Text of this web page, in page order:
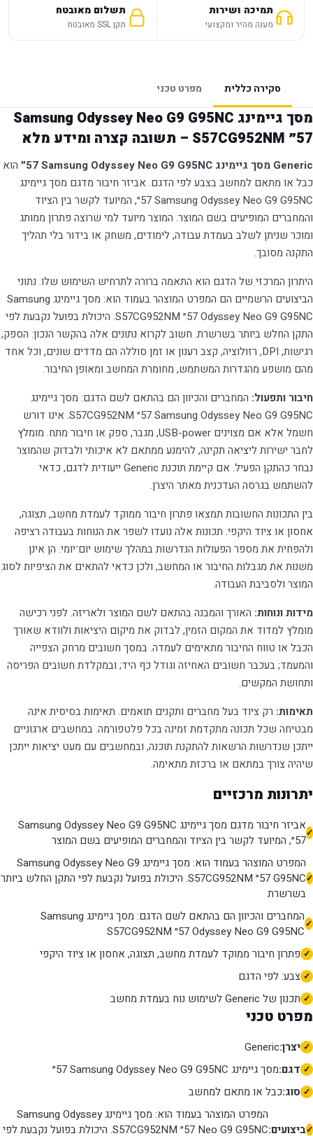
תמיכה ושירות
מענה מהיר ומקצועי
תשלום מאובטח
תקן SSL מאובטח
סקירה כללית מפרט טכני
מסך גיימינג Samsung Odyssey Neo G9 G95NC
Generic מסך גיימינג Samsung Odyssey Neo G9 G95NC ‏57״
הוא
כבל או מתאם למחשב בצבע לפי הדגם. אביזר חיבור מדגם מסך גיימינג
Samsung Odyssey Neo G9 G95NC ‏57״, המיועד לקשר בין הציוד
והמחברים המופיעים בשם המוצר. המוצר מיועד למי שרוצה פתרון ממותג
ומוכר שניתן לשלב בעמדת עבודה, לימודים, משחק או בידור בלי תהליך
התקנה מסובך.
היתרון המרכזי של הדגם הוא התאמה ברורה לתרחיש השימוש שלו. נתוני
הביצועים הרשמיים הם המפרט המוצהר בעמוד הוא: מסך גיימינג Samsung
Odyssey Neo G9 G95NC ‏57״ S57CG952NM. היכולת בפועל נקבעת לפי
התקן החלש ביותר בשרשרת. חשוב לקרוא נתונים אלה בהקשר הנכון: הספק,
רגישות, DPI, רזולוציה, קצב רענון או זמן סוללה הם מדדים שונים, וכל אחד
מהם מושפע מהגדרות המשתמש, מחומרת המחשב ומאופן החיבור.
חיבור ותפעול: המחברים והכיוון הם בהתאם לשם הדגם: מסך גיימינג
Samsung Odyssey Neo G9 G95NC ‏57״ S57CG952NM. אינו דורש
חשמל אלא אם מצוינים USB-power, מגבר, ספק או חיבור מתח. מומלץ
לחבר ישירות ליציאה תקינה, להימנע ממתאם לא איכותי ולבדוק שהמוצר
נבחר כהתקן הפעיל. אם קיימת תוכנת Generic ייעודית לדגם, כדאי
להשתמש בגרסה העדכנית מאתר היצרן.
בין התכונות החשובות תמצאו פתרון חיבור ממוקד לעמדת מחשב, תצוגה,
אחסון או ציוד היקפי. תכונות אלה נועדו לשפר את הנוחות בעבודה רציפה
ולהפחית את מספר הפעולות הנדרשות במהלך שימוש יום־יומי. הן אינן
משנות את מגבלות החיבור או המחשב, ולכן כדאי להתאים את הציפיות לסוג
המוצר ולסביבת העבודה.
מידות ונוחות: האורך והמבנה בהתאם לשם המוצר ולאריזה. לפני רכישה
מומלץ למדוד את המקום הזמין, לבדוק את מיקום היציאות ולוודא שאורך
הכבל או טווח החיבור מתאימים לעמדה. במסך חשובים מרחק הצפייה
והמעמד; בעכבר חשובים האחיזה וגודל כף היד; ובמקלדת חשובים הפריסה
ותחושת המקשים.
תאימות: רק ציוד בעל מחברים ותקנים תואמים. תאימות בסיסית אינה
מבטיחה שכל תכונה מתקדמת זמינה בכל פלטפורמה. במחשבים ארגוניים
ייתכן שנדרשות הרשאות להתקנת תוכנה, ובמחשבים עם מעט יציאות ייתכן
שיהיה צורך במתאם או ברכזת מתאימה.
יתרונות מרכזיים
אביזר חיבור מדגם מסך גיימינג Samsung Odyssey Neo G9 G95NC
‏57״, המיועד לקשר בין הציוד והמחברים המופיעים בשם המוצר
המפרט המוצהר בעמוד הוא: מסך גיימינג Samsung Odyssey Neo G9
G95NC ‏57״ S57CG952NM. היכולת בפועל נקבעת לפי התקן החלש ביותר
בשרשרת
המחברים והכיוון הם בהתאם לשם הדגם: מסך גיימינג Samsung
Odyssey Neo G9 G95NC ‏57״ S57CG952NM
פתרון חיבור ממוקד לעמדת מחשב, תצוגה, אחסון או ציוד היקפי
צבע: לפי הדגם
תכנון של Generic לשימוש נוח בעמדת מחשב
מפרט טכני
יצרן:Generic
דגם:מסך גיימינג Samsung Odyssey Neo G9 G95NC ‏57״
סוג:כבל או מתאם למחשב
ביצועים:
המפרט המוצהר בעמוד הוא: מסך גיימינג Samsung Odyssey
Neo G9 G95NC ‏57״ S57CG952NM. היכולת בפועל נקבעת לפי